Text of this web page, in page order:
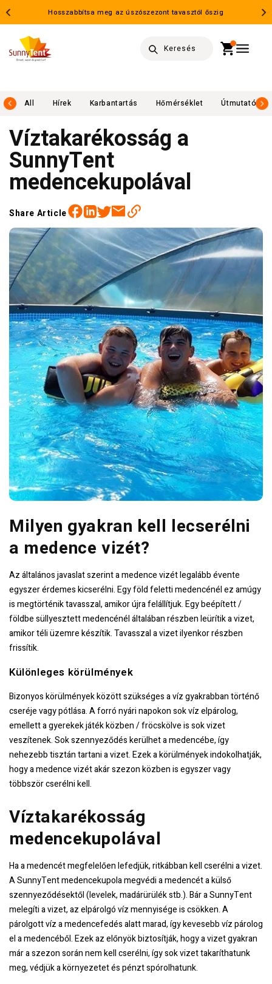
Ugrás a
tartalomhozHosszabbítsa meg az úszószezont tavasztól őszig
Keresés Kosár
All Hírek Karbantartás Hőmérséklet Útmutató
Víztakarékosság a
SunnyTent
medencekupolával
Share Article Facebook
Linkedin
Twitter
Email
Milyen gyakran kell lecserélni
a medence vizét?
Az általános javaslat szerint a medence vizét legalább évente
egyszer érdemes kicserélni. Egy föld feletti medencénél ez amúgy
is megtörténik tavasszal, amikor újra felállítjuk. Egy beépített /
földbe süllyesztett medencénél általában részben leürítik a vizet,
amikor téli üzemre készítik. Tavasszal a vizet ilyenkor részben
frissítik.
Különleges körülmények
Bizonyos körülmények között szükséges a víz gyakrabban történő
cseréje vagy pótlása. A forró nyári napokon sok víz elpárolog,
emellett a gyerekek játék közben / fröcskölve is sok vizet
veszítenek. Sok szennyeződés kerülhet a medencébe, így
nehezebb tisztán tartani a vizet. Ezek a körülmények indokolhatják,
hogy a medence vizét akár szezon közben is egyszer vagy
többször cserélni kell.
Víztakarékosság
medencekupolával
Ha a medencét megfelelően lefedjük, ritkábban kell cserélni a vizet.
A SunnyTent medencekupola megvédi a medencét a külső
szennyeződésektől (levelek, madárürülék stb.). Bár a SunnyTent
melegíti a vizet, az elpárolgó víz mennyisége is csökken. A
párolgott víz a medencefedés alatt marad, így kevesebb víz párolog
el a medencéből. Ezek az előnyök biztosítják, hogy a vizet gyakran
már a szezon során nem kell cserélni, így sok vizet takaríthatunk
meg, védjük a környezetet és pénzt spórolhatunk.